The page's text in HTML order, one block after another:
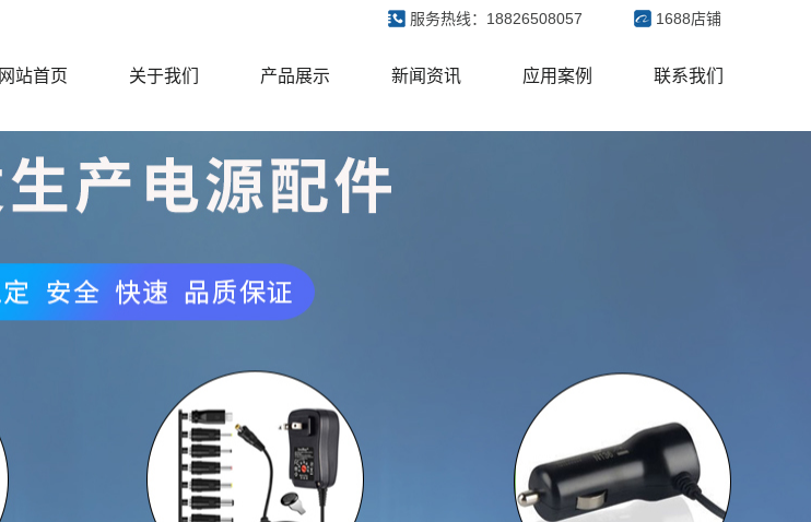
服务热线：18826508057 1688店铺
网站首页 关于我们
企业活动
公司环境
生产厂房
产品展示
电脑电源适配器
苹果电源适配器
恒流电源适配器
车载充电器
旅行插座/充电器
白噪音睡眠仪
苹果PD快充电源适
新闻资讯 应用案例 联系我们